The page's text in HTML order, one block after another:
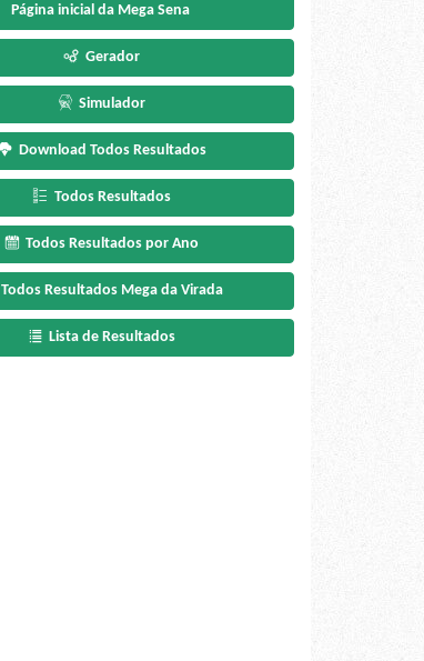
Página inicial da Mega Sena
Gerador
Simulador
Download Todos Resultados
Todos Resultados
Todos Resultados por Ano
Todos Resultados Mega da Virada
Lista de Resultados